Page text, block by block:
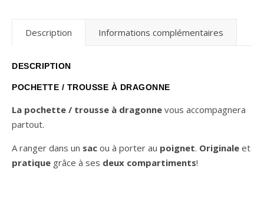
Description Informations complémentaires
DESCRIPTION
POCHETTE / TROUSSE À DRAGONNE
La pochette / trousse à dragonne vous accompagnera
partout.
A ranger dans un sac ou à porter au poignet. Originale et
pratique grâce à ses deux compartiments!